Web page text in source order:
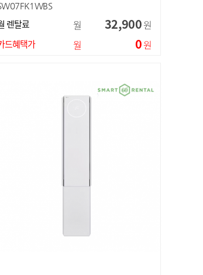
렌탈료 월 32,900원
드혜택가 월 0원